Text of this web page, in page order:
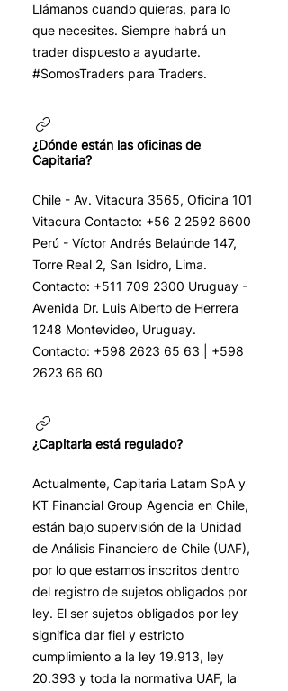
Llámanos cuando quieras, para lo
que necesites. Siempre habrá un
trader dispuesto a ayudarte.
#SomosTraders para Traders.
¿Dónde están las oficinas de
Capitaria?
Chile - Av. Vitacura 3565, Oficina 101
Vitacura Contacto: +56 2 2592 6600
Perú - Víctor Andrés Belaúnde 147,
Torre Real 2, San Isidro, Lima.
Contacto: +511 709 2300 Uruguay -
Avenida Dr. Luis Alberto de Herrera
1248 Montevideo, Uruguay.
Contacto: +598 2623 65 63 | +598
2623 66 60
¿Capitaria está regulado?
Actualmente, Capitaria Latam SpA y
KT Financial Group Agencia en Chile,
están bajo supervisión de la Unidad
de Análisis Financiero de Chile (UAF),
por lo que estamos inscritos dentro
del registro de sujetos obligados por
ley. El ser sujetos obligados por ley
significa dar fiel y estricto
cumplimiento a la ley 19.913, ley
20.393 y toda la normativa UAF, la